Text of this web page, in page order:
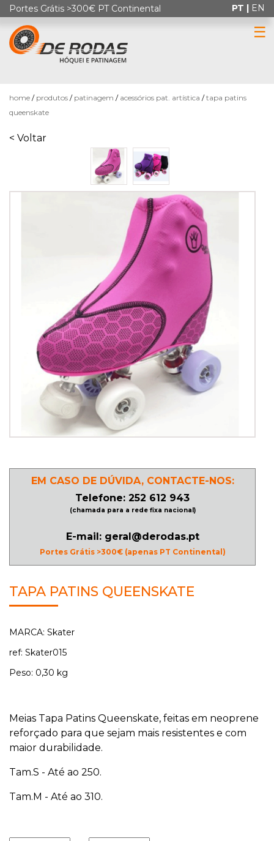
Portes Grátis >300€ PT Continental
HÓQUEI
PATINAGEM
GELO
PROMOÇÕES
DERBY
☰
PT | EN
home produtos patinagem acessórios pat. artística
tapa patins
queenskate
< Voltar
EM CASO DE DÚVIDA, CONTACTE-NOS:
Telefone: 252 612 943
(chamada para a rede fixa nacional)
E-mail: geral@derodas.pt
Portes Grátis >300€ (apenas PT Continental)
TAPA PATINS QUEENSKATE
MARCA: Skater
ref: Skater015
Peso: 0,30 kg
Meias Tapa Patins Queenskate, feitas em neoprene
reforçado para que sejam mais resistentes e com
maior durabilidade.
Tam.S - Até ao 250.
Tam.M - Até ao 310.